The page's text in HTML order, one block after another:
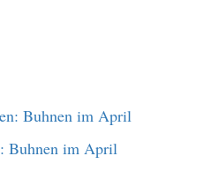
Buhnen im April